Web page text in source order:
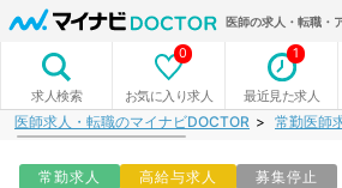
医師の求人・転職・
求人検索 お気に入り求人
0
最近見た求人
1
医師求人・転職のマイナビDOCTOR 常勤医師
常勤求人 高給与求人 募集停止